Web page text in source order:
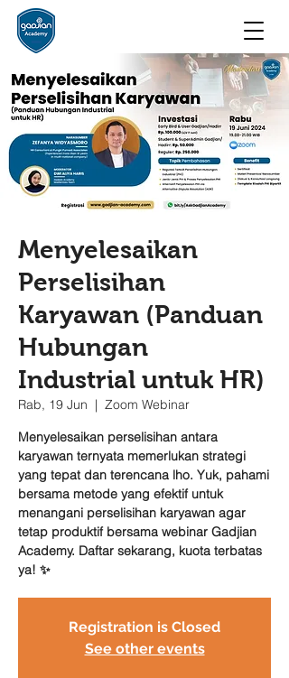
Menyelesaikan
Perselisihan
Karyawan (Panduan
Hubungan
Industrial untuk HR)
Rab, 19 Jun
  |
Zoom Webinar
Menyelesaikan perselisihan antara
karyawan ternyata memerlukan strategi
yang tepat dan terencana lho. Yuk, pahami
bersama metode yang efektif untuk
menangani perselisihan karyawan agar
tetap produktif bersama webinar Gadjian
Academy. Daftar sekarang, kuota terbatas
ya! ✨
Registration is Closed
See other events